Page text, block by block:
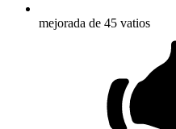
mejorada de 45 vatios